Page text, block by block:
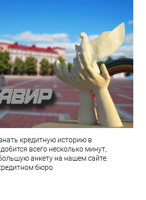
кредитную историю в
всего несколько минут,
анкету на нашем сайте.
бюро